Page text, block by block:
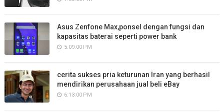
Asus Zenfone Max,ponsel dengan fungsi dan
kapasitas baterai seperti power bank
5:09:00 PM
cerita sukses pria keturunan Iran yang berhasil
mendirikan perusahaan jual beli eBay
6:13:00 PM